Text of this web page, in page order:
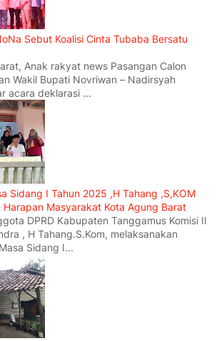
Sebut Koalisi Cinta Tubaba Bersatu
Anak rakyat news Pasangan Calon
Wakil Bupati Novriwan – Nadirsyah
acara deklarasi ...
Sidang I Tahun 2025 ,H Tahang ,S,KOM
Harapan Masyarakat Kota Agung Barat
DPRD Kabupaten Tanggamus Komisi II
, H Tahang.S.Kom, melaksanakan
Sidang I...